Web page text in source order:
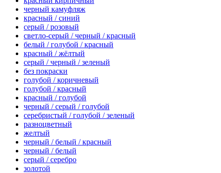
черный камуфляж
красный / синий
серый / розовый
светло-серый / черный / красный
белый / голубой / красный
красный / жёлтый
серый / черный / зеленый
без покраски
голубой / коричневый
голубой / красный
красный / голубой
черный / серый / голубой
серебристый / голубой / зеленый
разноцветный
желтый
черный / белый / красный
черный / белый
серый / серебро
золотой